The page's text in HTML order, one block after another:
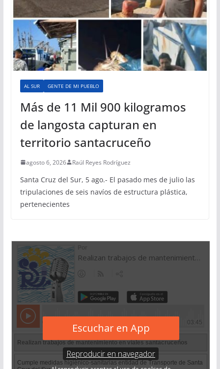
AL SUR GENTE DE MI PUEBLO
Más de 11 Mil 900 kilogramos
de langosta capturan en
territorio santacruceño
agosto 6, 2026 Raúl Reyes Rodríguez
Santa Cruz del Sur, 5 ago.- El pasado mes de julio las
tripulaciones de seis navíos de estructura plástica,
pertenecientes